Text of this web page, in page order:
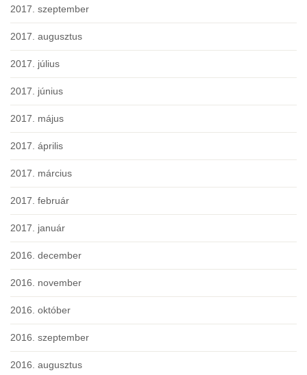
2017. szeptember
2017. augusztus
2017. július
2017. június
2017. május
2017. április
2017. március
2017. február
2017. január
2016. december
2016. november
2016. október
2016. szeptember
2016. augusztus